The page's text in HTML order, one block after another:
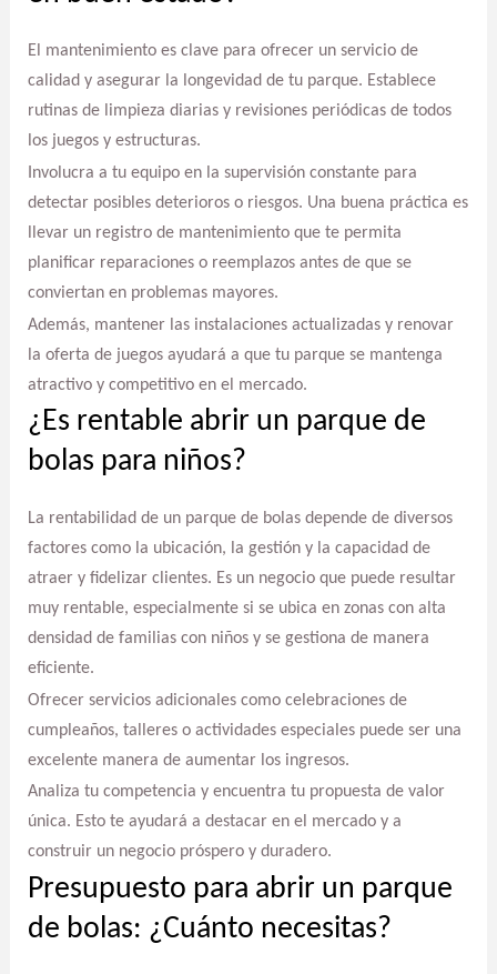
El mantenimiento es clave para ofrecer un servicio de
calidad y asegurar la longevidad de tu parque. Establece
rutinas de limpieza diarias y revisiones periódicas de todos
los juegos y estructuras.
Involucra a tu equipo en la supervisión constante para
detectar posibles deterioros o riesgos. Una buena práctica es
llevar un registro de mantenimiento que te permita
planificar reparaciones o reemplazos antes de que se
conviertan en problemas mayores.
Además, mantener las instalaciones actualizadas y renovar
la oferta de juegos ayudará a que tu parque se mantenga
atractivo y competitivo en el mercado.
¿Es rentable abrir un parque de
bolas para niños?
La rentabilidad de un parque de bolas depende de diversos
factores como la ubicación, la gestión y la capacidad de
atraer y fidelizar clientes. Es un negocio que puede resultar
muy rentable, especialmente si se ubica en zonas con alta
densidad de familias con niños y se gestiona de manera
eficiente.
Ofrecer servicios adicionales como celebraciones de
cumpleaños, talleres o actividades especiales puede ser una
excelente manera de aumentar los ingresos.
Analiza tu competencia y encuentra tu propuesta de valor
única. Esto te ayudará a destacar en el mercado y a
construir un negocio próspero y duradero.
Presupuesto para abrir un parque
de bolas: ¿Cuánto necesitas?